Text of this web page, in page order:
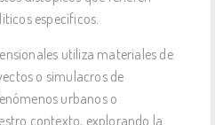
específicos.
utiliza materiales de
o simulacros de
urbanos o
contexto, explorando la